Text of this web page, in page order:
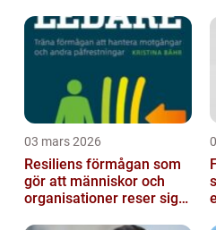
03 mars 2026
Resiliens förmågan som
gör att människor och
organisationer reser sig